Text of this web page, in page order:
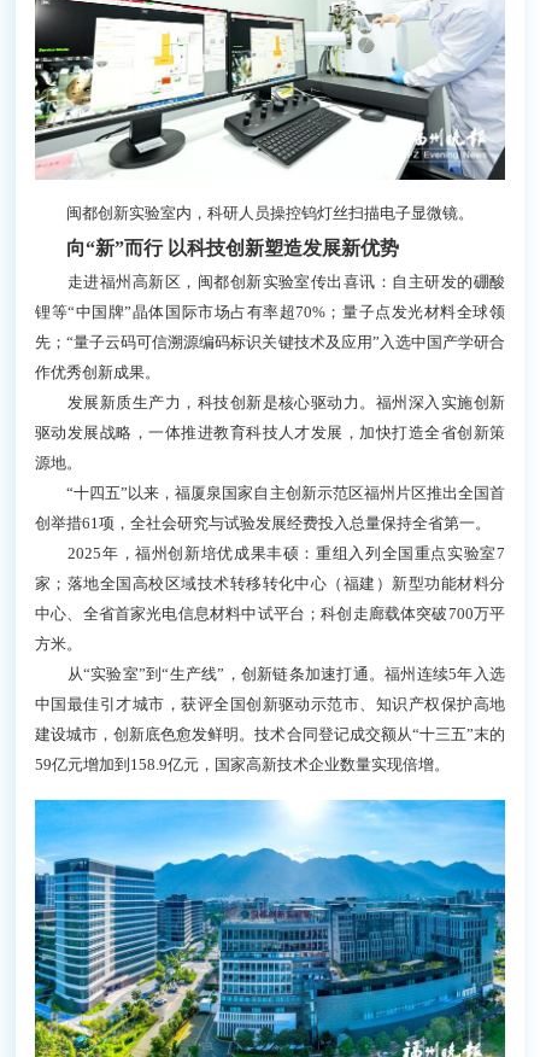
州”的崭新篇章。
闽都创新实验室内，科研人员操控钨灯丝扫描电子显微
镜。
走进福州高新区，闽都创新实验室传出喜讯：自主
研发的硼酸锂等“中国牌”晶体国际市场占有率超70%；
量子点发光材料全球领先；“量子云码可信溯源编码标
果。
发展新质生产力，科技创新是核心驱动力。福州深
入实施创新驱动发展战略，一体推进教育科技人才发
“十四五”以来，福厦泉国家自主创新示范区福州片
区推出全国首创举措61项，全社会研究与试验发展经费
投入总量保持全省第一。
2025年，福州创新培优成果丰硕：重组入列全国重
点实验室7家；落地全国高校区域技术转移转化中心
（福建）新型功能材料分中心、全省首家光电信息材料